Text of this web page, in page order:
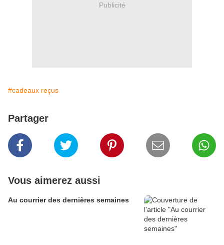
Publicité
#cadeaux reçus
Partager
Vous aimerez aussi
Au courrier des dernières semaines